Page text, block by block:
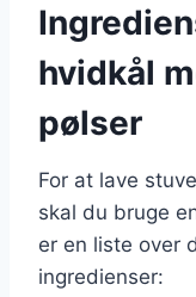
hvidkål
pølser
For at lave
skal du bruge
er en liste over
ingredienser: